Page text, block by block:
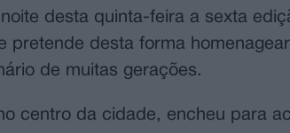
desta quinta-feira a sexta
pretende desta forma
de muitas gerações.
centro da cidade, encheu para